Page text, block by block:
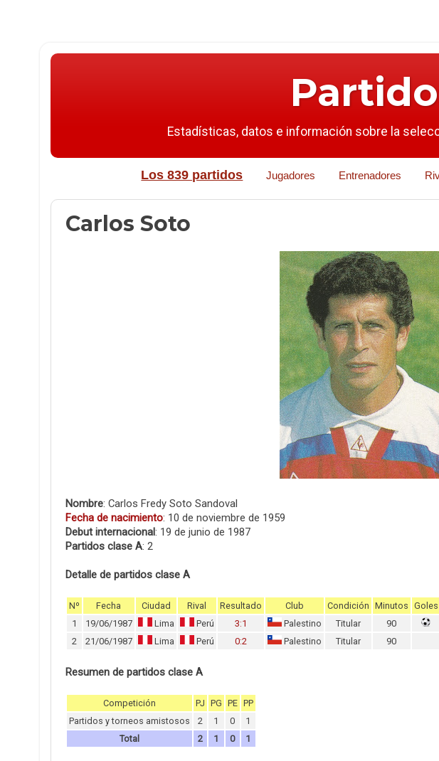
Estadísticas, datos e información sobre la
Los 839 partidos Jugadores Entrenadores
Carlos Soto
Nombre: Carlos Fredy Soto Sandoval
Fecha de nacimiento: 10 de noviembre de 1959
Debut internacional: 19 de junio de 1987
Partidos clase A: 2
Detalle de partidos clase A
Nº Fecha Ciudad Rival Resultado Club Condición Minutos Goles
1
19/06/1987 Lima Perú 3:1 Palestino Titular 90
2
21/06/1987 Lima Perú 0:2 Palestino Titular 90
Resumen de partidos clase A
Competición PJ PG PE PP
Partidos y torneos amistosos
2 1 0
1
Total
2 1 0 1